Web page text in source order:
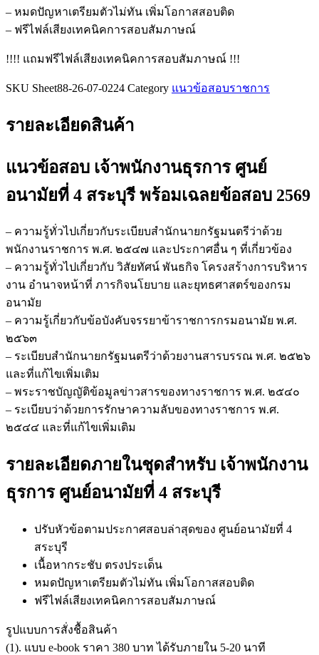
อนามัย
สระบุรี
– หมดปัญหาเตรียมตัวไม่ทัน เพิ่มโอกาสสอบติด
– ฟรีไฟล์เสียงเทคนิคการสอบสัมภาษณ์
!!!! แถมฟรีไฟล์เสียงเทคนิคการสอบสัมภาษณ์ !!!
SKU Sheet88-26-07-0224 Category แนวข้อสอบราชการ
รายละเอียดสินค้า
แนวข้อสอบ เจ้าพนักงานธุรการ ศูนย์
อนามัยที่ 4 สระบุรีพร้อมเฉลยข้อสอบ 2569
– ความรู้ทั่วไปเกี่ยวกับระเบียบสำนักนายกรัฐมนตรีว่าด้วย
พนักงานราชการ พ.ศ. ๒๕๔๗ และประกาศอื่น ๆ ที่เกี่ยวข้อง
– ความรู้ทั่วไปเกี่ยวกับ วิสัยทัศน์ พันธกิจ โครงสร้างการบริหาร
งาน อำนาจหน้าที่ ภารกิจนโยบาย และยุทธศาสตร์ของกรม
อนามัย
– ความรู้เกี่ยวกับข้อบังคับจรรยาข้าราชการกรมอนามัย พ.ศ.
๒๕๖๓
– ระเบียบสำนักนายกรัฐมนตรีว่าด้วยงานสารบรรณ พ.ศ. ๒๕๒๖
และที่แก้ไขเพิ่มเติม
– พระราชบัญญัติข้อมูลข่าวสารของทางราชการ พ.ศ. ๒๕๔๐
– ระเบียบว่าด้วยการรักษาความลับของทางราชการ พ.ศ.
๒๕๔๔ และที่แก้ไขเพิ่มเติม
รายละเอียดภายในชุดสำหรับ เจ้าพนักงาน
ธุรการ ศูนย์อนามัยที่ 4 สระบุรี
ปรับหัวข้อตามประกาศสอบล่าสุดของ ศูนย์อนามัยที่ 4
สระบุรี
เนื้อหากระชับ ตรงประเด็น
หมดปัญหาเตรียมตัวไม่ทัน เพิ่มโอกาสสอบติด
ฟรีไฟล์เสียงเทคนิคการสอบสัมภาษณ์
รูปแบบการสั่งชื้อสินค้า
(1). แบบ e-book ราคา 380 บาท ได้รับภายใน 5-20 นาที